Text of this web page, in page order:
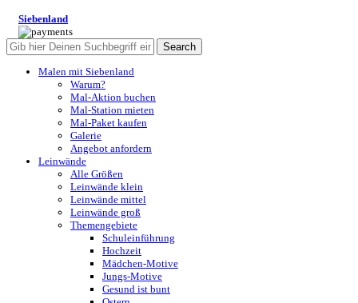
Siebenland
Search
Malen mit Siebenland
Warum?
Mal-Aktion buchen
Mal-Station mieten
Mal-Paket kaufen
Galerie
Angebot anfordern
Leinwände
Alle Größen
Leinwände klein
Leinwände mittel
Leinwände groß
Themengebiete
Schuleinführung
Hochzeit
Mädchen-Motive
Jungs-Motive
Gesund ist bunt